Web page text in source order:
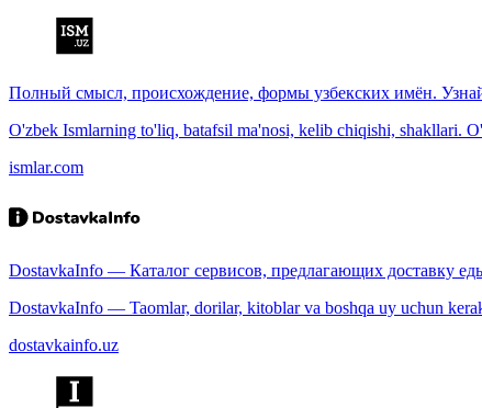
Полный смысл, происхождение, формы узбекских имён.
O'zbek Ismlarning to'liq, batafsil ma'nosi, kelib chiqishi, shakllari.
ismlar.com
DostavkaInfo — Каталог сервисов, предлагающих доставку
DostavkaInfo — Taomlar, dorilar, kitoblar va boshqa uy uchun
dostavkainfo.uz